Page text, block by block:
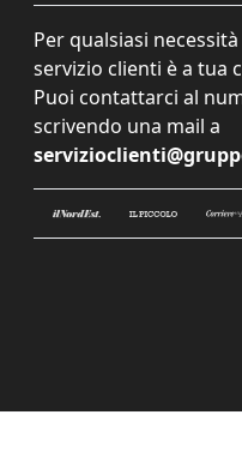
Per qualsiasi
servizio clienti è a tua
Puoi contattarci al
scrivendo una mail a